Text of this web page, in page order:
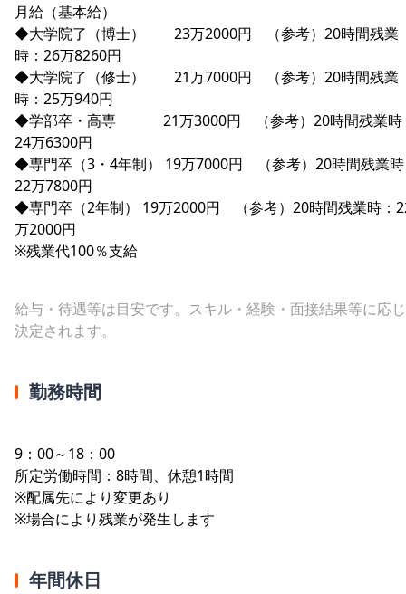
月給（基本給）
◆大学院了（博士） 23万2000円 （参考）20時間残業
時：26万8260円
◆大学院了（修士） 21万7000円 （参考）20時間残業
時：25万940円
◆学部卒・高専 21万3000円 （参考）20時間残業時
24万6300円
◆専門卒（3・4年制） 19万7000円 （参考）20時間残業
22万7800円
◆専門卒（2年制） 19万2000円 （参考）20時間残業時：
万2000円
※残業代100％支給
給与・待遇等は目安です。スキル・経験・面接結果等に応
決定されます。
勤務時間
9：00～18：00
所定労働時間：8時間、休憩1時間
※配属先により変更あり
※場合により残業が発生します
年間休日